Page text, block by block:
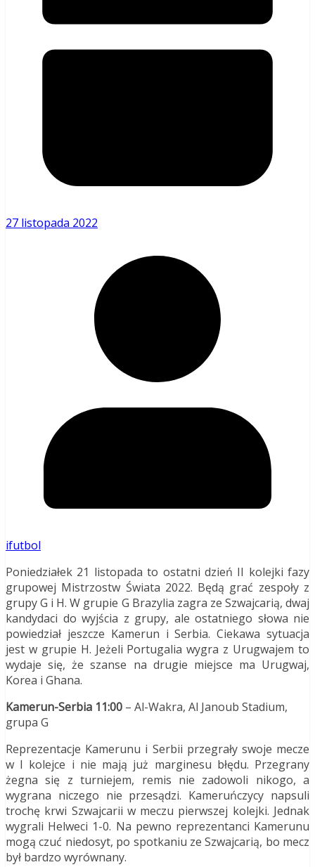
27 listopada 2022
ifutbol
Poniedziałek 21 listopada to ostatni dzień II kolejki fazy
grupowej Mistrzostw Świata 2022. Będą grać zespoły z
grupy G i H. W grupie G Brazylia zagra ze Szwajcarią, dwaj
kandydaci do wyjścia z grupy, ale ostatniego słowa nie
powiedział jeszcze Kamerun i Serbia. Ciekawa sytuacja
jest w grupie H. Jeżeli Portugalia wygra z Urugwajem to
wydaje się, że szanse na drugie miejsce ma Urugwaj,
Korea i Ghana.
Kamerun-Serbia 11:00 – Al-Wakra, Al Janoub Stadium,
grupa G
Reprezentacje Kamerunu i Serbii przegrały swoje mecze
w I kolejce i nie mają już marginesu błędu. Przegrany
żegna się z turniejem, remis nie zadowoli nikogo, a
wygrana niczego nie przesądzi. Kameruńczycy napsuli
trochę krwi Szwajcarii w meczu pierwszej kolejki. Jednak
wygrali Helweci 1-0. Na pewno reprezentanci Kamerunu
mogą czuć niedosyt, po spotkaniu ze Szwajcarią, bo mecz
był bardzo wyrównany.